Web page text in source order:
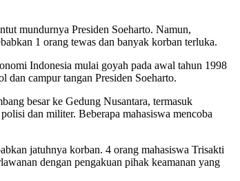
mundurnya Presiden Soeharto. Namun,
1 orang tewas dan banyak korban terluka.
Indonesia mulai goyah pada awal tahun 1998
campur tangan Presiden Soeharto.
besar ke Gedung Nusantara, termasuk
dan militer. Beberapa mahasiswa mencoba
jatuhnya korban. 4 orang mahasiswa Trisakti
dengan pengakuan pihak keamanan yang